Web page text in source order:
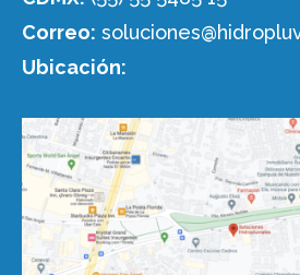
Correo:
Ubicación: